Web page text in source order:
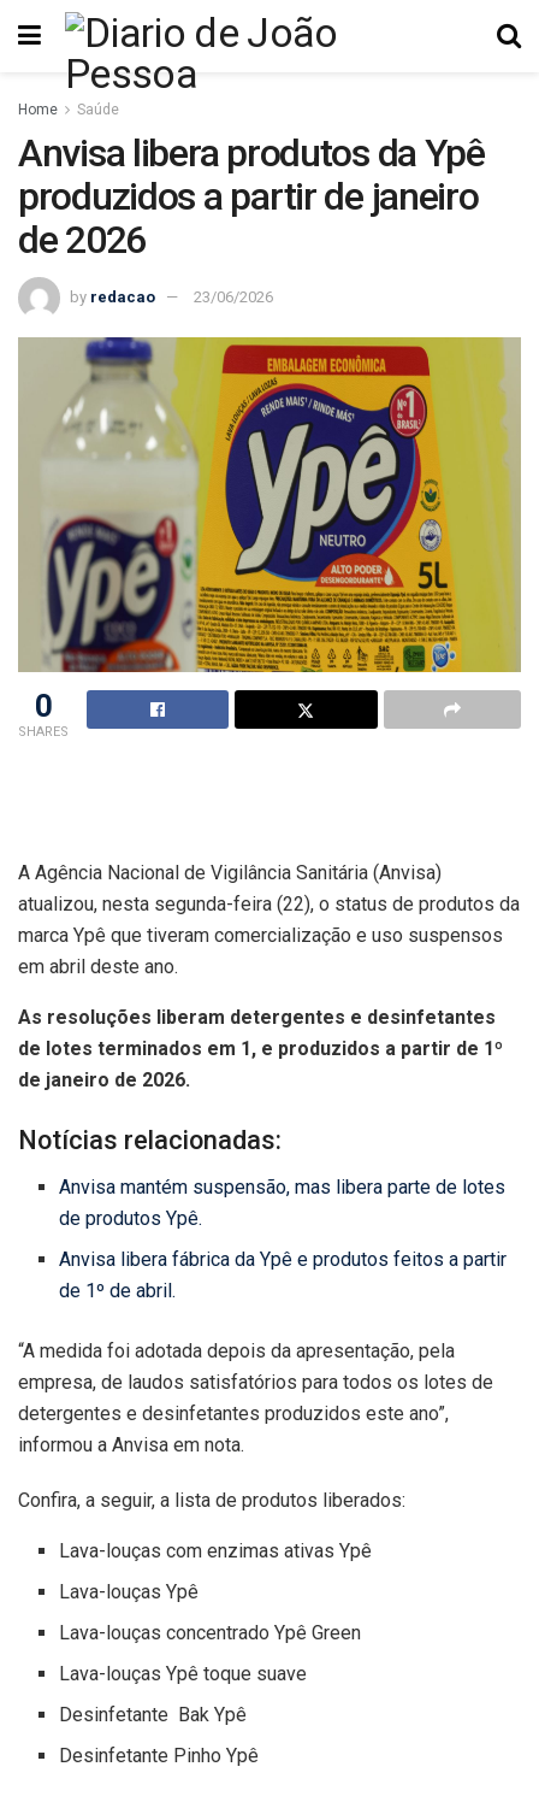
Home Saúde
Anvisa libera produtos da Ypê
produzidos a partir de janeiro
de 2026
by redacao 23/06/2026
0
SHARES
A Agência Nacional de Vigilância Sanitária (Anvisa)
atualizou, nesta segunda-feira (22), o status de produtos da
marca Ypê que tiveram comercialização e uso suspensos
em abril deste ano.
As resoluções liberam detergentes e desinfetantes
de lotes terminados em 1, e produzidos a partir de 1º
de janeiro de 2026.
Notícias relacionadas:
Anvisa mantém suspensão, mas libera parte de lotes
de produtos Ypê.
Anvisa libera fábrica da Ypê e produtos feitos a partir
de 1º de abril.
“A medida foi adotada depois da apresentação, pela
empresa, de laudos satisfatórios para todos os lotes de
detergentes e desinfetantes produzidos este ano”,
informou a Anvisa em nota.
Confira, a seguir, a lista de produtos liberados:
Lava-louças com enzimas ativas Ypê
Lava-louças Ypê
Lava-louças concentrado Ypê Green
Lava-louças Ypê toque suave
Desinfetante Bak Ypê
Desinfetante Pinho Ypê